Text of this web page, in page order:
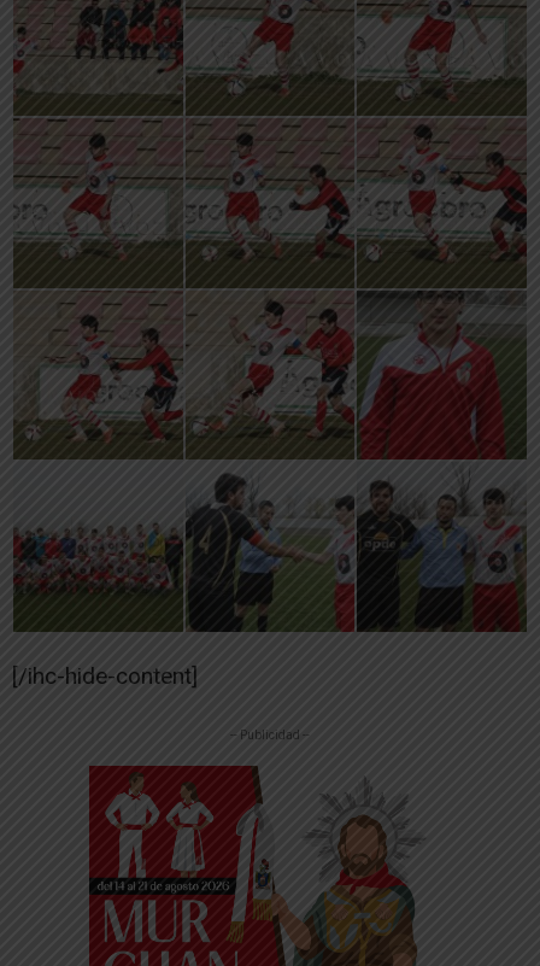
[/ihc-hide-content]
-- Publicidad --